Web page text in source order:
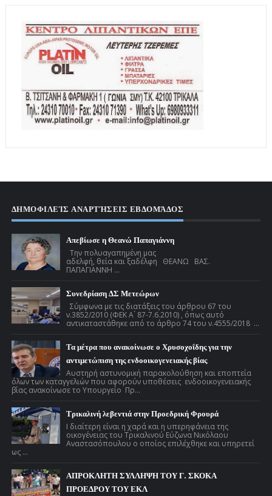
ΔΗΜΟΦΙΛΕΊΣ ΑΝΑΡΤΉΣΕΙΣ ΕΒΔΟΜΆΔΟΣ
Απεβίωσε η Θεανώ Παπαγιάννη
Την πολυαγαπημένη μας
αδελφή, θεία και ξαδέλφη ΘΕΑΝΩ ΒΑΣ.
ΠΑΠΑΓΙΑΝΝΗ ...
Συνεδρίαση ΔΣ Μετεώρων
Σύμφωνα με τις διατάξεις του άρθρου 67 του
ν.3852/2010 (ΦΕΚ Α ́ 87-7.6.2010) , όπως αυτό
αντικαταστάθηκε από το άρθρο 74 του ν.4555/2018 ...
Τα μέτρα που ανακοίνωσε ο Χρυσοχοΐδης για την
αντιμετώπιση της ενδοοικογενειακής βίας
Αυστηρή αστυνομική παρακολούθηση και εποπτεία
όλων των καταγγελιών που αφορούν υποθέσεις ενδοοικογενειακής
βίας ανακοίνωσε το Υπουργείο Πρ...
Τρικαλινή λεβεντιά στην Προεδρική Φρουρά
Ι διαίτερη είναι η χαρά και η υπερηφάνεια της
οικογένειας του Τρικαλινού Εύζωνα Νικόλαου
Αναστασόπουλου ο οποίος επιλέχθηκε και υπηρετεί
ως ...
ΑΠΡΟΚΛΗΤΗ ΣΥΛΛΗΨΗ ΤΟΥ Γ. ΣΚΟΚΑ
ΠΡΟΕΔΡΟΥ ΤΟΥ ΕΚΛ